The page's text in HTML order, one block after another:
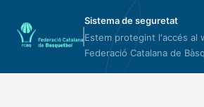
Sistema de seguretat
Estem protegint l'accés al
Federació Catalana de